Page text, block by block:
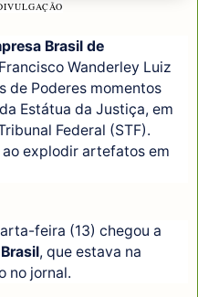
Brasil de
Wanderley Luiz
de Poderes momentos
Estátua da Justiça, em
Federal (STF).
explodir artefatos em
feira (13) chegou a
, que estava na
no jornal.